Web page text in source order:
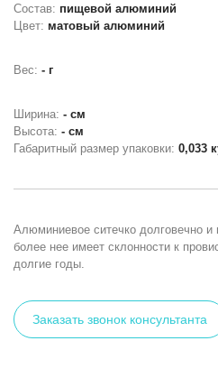
Состав: пищевой алюминий
Цвет: матовый алюминий
Вес: - г
Ширина: - см
Высота: - см
Габаритный размер упаковки: 0,033
Алюминиевое ситечко долговечно и
более нее имеет склонности к
долгие годы.
Заказать звонок консультанта